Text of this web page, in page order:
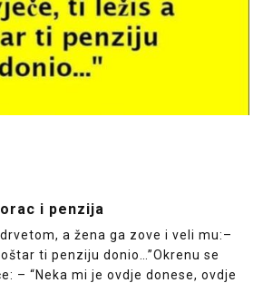
i penzija
a žena ga zove i veli mu:–
ti penziju donio…”Okrenu se
– “Neka mi je ovdje donese, ovdje